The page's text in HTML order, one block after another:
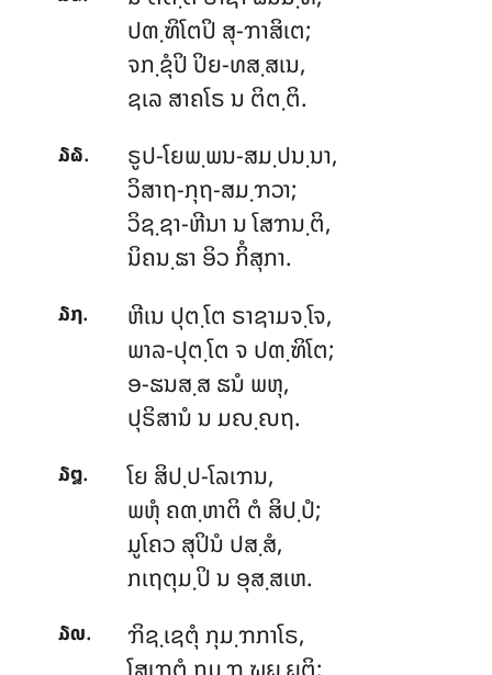
ປຓ຺ຑິໂຕປິ ສຸ-ຠາສິເຕ;
ຈກ຺ຂຸໍປິ ປິຍ-ທສ຺ສເນ,
ຊເລ ສາຄໂຣ ນ ຕິຕ຺ຕິ.
໓໖.
ຣູປ-ໂຍພ຺ພນ-ສມ຺ປນ຺ນາ,
ວິສາຖ-ກຸຖ-ສມ຺ຠວາ;
ວິຊ຺ຊາ-ຫີນາ ນ ໂສຠນ຺ຕິ,
ນິຄນ຺ຘາ ອິວ ກິໍສຸກາ.
໓໗.
ຫີເນ ປຸຕ຺ໂຕ ຣາຊາມຈ຺ໂຈ,
ພາລ-ປຸຕ຺ໂຕ ຈ ປຓ຺ຑິໂຕ;
ອ-ຘນສ຺ສ ຘນໍ ພຫຸ,
ປຸຣິສານໍ ນ ມຎ຺ຎຖ.
໓໘.
ໂຍ ສິປ຺ປ-ໂລເຠນ,
ພຫຸໍ ຄຓ຺ຫາຕິ ຕໍ ສິປ຺ປໍ;
ມູໂຄວ ສຸປິນໍ ປສ຺ສໍ,
ກເຖຕຸມ຺ປິ ນ ອຸສ຺ສເຫ.
໓໙.
ຠິຊ຺ເຊຕຸໍ ກຸມ຺ຠກາໂຣ,